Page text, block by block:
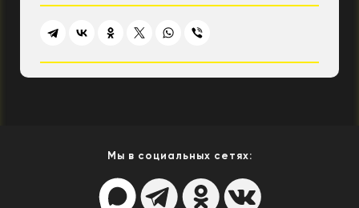
Мы в социальных сетях: